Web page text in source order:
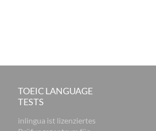
TOEIC LANGUAGE
TESTS
inlingua ist lizenziertes